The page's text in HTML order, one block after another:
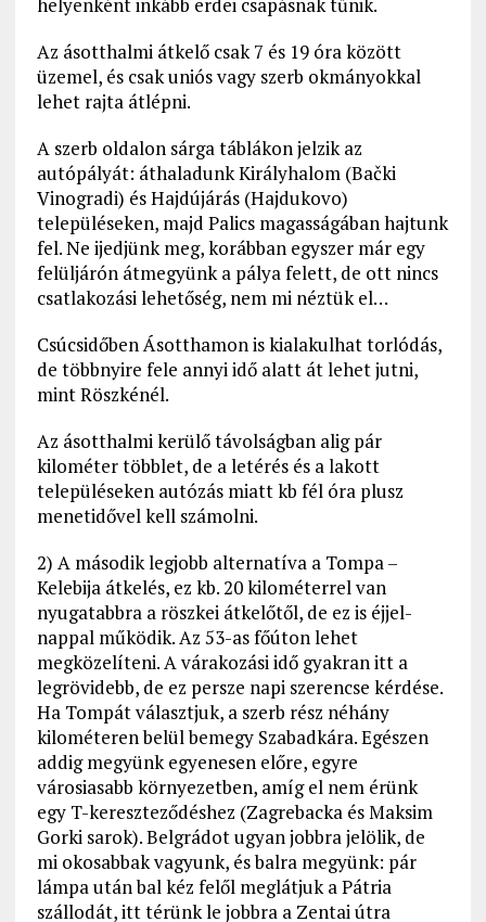
helyenként inkább erdei csapásnak tűnik.
Az ásotthalmi átkelő csak 7 és 19 óra között
üzemel, és csak uniós vagy szerb okmányokkal
lehet rajta átlépni.
A szerb oldalon sárga táblákon jelzik az
autópályát: áthaladunk Királyhalom (Bački
Vinogradi) és Hajdújárás (Hajdukovo)
településeken, majd Palics magasságában hajtunk
fel. Ne ijedjünk meg, korábban egyszer már egy
felüljárón átmegyünk a pálya felett, de ott nincs
csatlakozási lehetőség, nem mi néztük el…
Csúcsidőben Ásotthamon is kialakulhat torlódás,
de többnyire fele annyi idő alatt át lehet jutni,
mint Röszkénél.
Az ásotthalmi kerülő távolságban alig pár
kilométer többlet, de a letérés és a lakott
településeken autózás miatt kb fél óra plusz
menetidővel kell számolni.
2) A második legjobb alternatíva a Tompa –
Kelebija átkelés, ez kb. 20 kilométerrel van
nyugatabbra a röszkei átkelőtől, de ez is éjjel-
nappal működik. Az 53-as főúton lehet
megközelíteni. A várakozási idő gyakran itt a
legrövidebb, de ez persze napi szerencse kérdése.
Ha Tompát választjuk, a szerb rész néhány
kilométeren belül bemegy Szabadkára. Egészen
addig megyünk egyenesen előre, egyre
városiasabb környezetben, amíg el nem érünk
egy T-kereszteződéshez (Zagrebacka és Maksim
Gorki sarok). Belgrádot ugyan jobbra jelölik, de
mi okosabbak vagyunk, és balra megyünk: pár
lámpa után bal kéz felől meglátjuk a Pátria
szállodát, itt térünk le jobbra a Zentai útra